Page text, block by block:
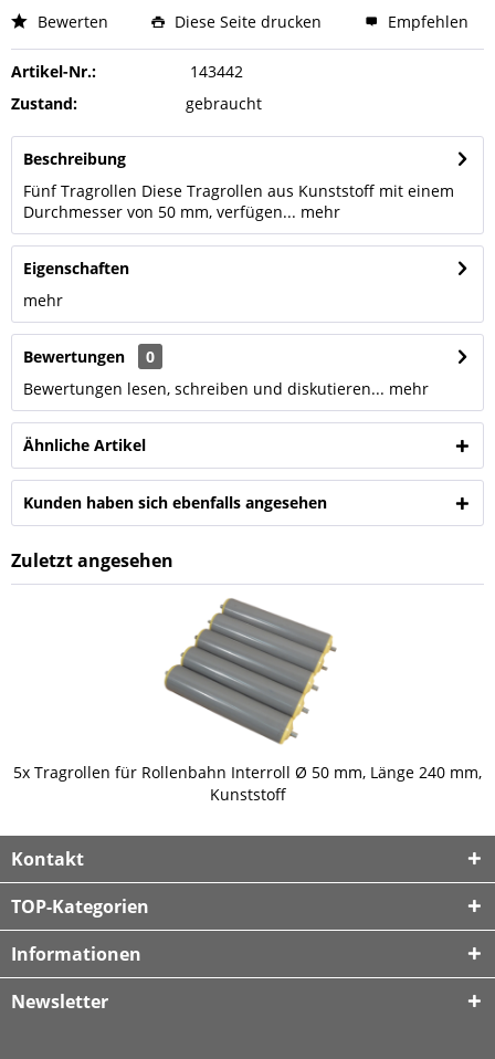
Bewerten Diese Seite drucken Empfehlen
Artikel-Nr.:
143442
Zustand:
gebraucht
Beschreibung
Fünf Tragrollen Diese Tragrollen aus Kunststoff mit einem
Durchmesser von 50 mm, verfügen... mehr
Eigenschaften
mehr
Bewertungen
0
Bewertungen lesen, schreiben und diskutieren... mehr
Ähnliche Artikel
Kunden haben sich ebenfalls angesehen
Zuletzt angesehen
5x Tragrollen für Rollenbahn Interroll Ø 50 mm, Länge 240 mm,
Kunststoff
Kontakt
TOP-Kategorien
Informationen
Newsletter